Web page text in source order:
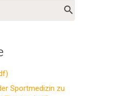
Sportmedizin zu